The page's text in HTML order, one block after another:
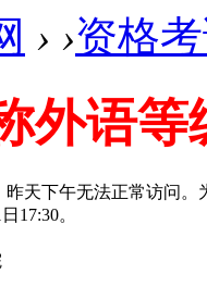
› ›资格
外语
天下午无法正常访问
17:30。